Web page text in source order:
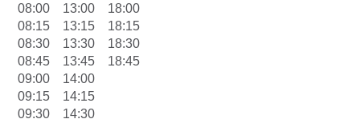
08:00 13:00 18:00
08:15 13:15 18:15
08:30 13:30 18:30
08:45 13:45 18:45
09:00 14:00
09:15 14:15
09:30 14:30